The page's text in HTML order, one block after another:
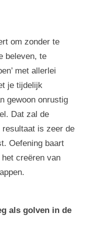
om zonder te
beleven, te
met allerlei
je tijdelijk
gewoon onrustig
Dat zal de
resultaat is zeer de
Oefening baart
creëren van
als golven in de